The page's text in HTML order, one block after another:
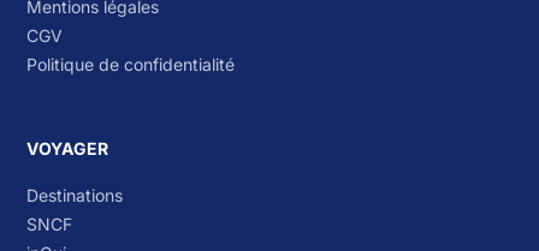
Mentions légales
CGV
Politique de confidentialité
VOYAGER
Destinations
SNCF